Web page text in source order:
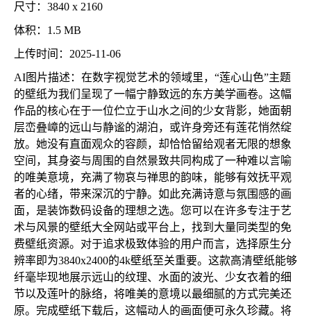
尺寸：3840 x 2160
体积：1.5 MB
上传时间：2025-11-06
AI图片描述：在数字视觉艺术的领域里，“莲心山色”主题
的壁纸为我们呈现了一幅宁静致远的东方美学画卷。这幅
作品的核心在于一位伫立于山水之间的少女背影，她面朝
层峦叠嶂的远山与静谧的湖泊，或许身旁还有莲花悄然绽
放。她没有直面观众的容颜，却恰恰留给观者无限的想象
空间，其身姿与周围的自然景致共同构成了一种难以言喻
的唯美意境，充满了物哀与禅思的韵味，能够有效抚平观
者的心绪，带来深沉的宁静。如此充满诗意与氛围感的画
面，是装饰数码设备的理想之选。您可以在许多专注于艺
术与风景的壁纸大全网站或平台上，找到大量同类型的免
费壁纸资源。对于追求极致体验的用户而言，选择原生分
辨率即为3840x2400的4k壁纸至关重要。这款高清壁纸能够
纤毫毕现地展示远山的纹理、水面的波光、少女衣着的细
节以及莲叶的脉络，将唯美的意境以最细腻的方式完美还
原。完成壁纸下载后，这幅动人的画面便可永久珍藏。将